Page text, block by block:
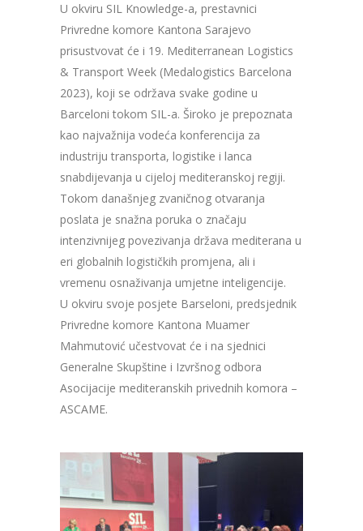
U okviru SIL Knowledge-a, prestavnici
Privredne komore Kantona Sarajevo
prisustvovat će i 19. Mediterranean Logistics
& Transport Week (Medalogistics Barcelona
2023), koji se održava svake godine u
Barceloni tokom SIL-a. Široko je prepoznata
kao najvažnija vodeća konferencija za
industriju transporta, logistike i lanca
snabdijevanja u cijeloj mediteranskoj regiji.
Tokom današnjeg zvaničnog otvaranja
poslata je snažna poruka o značaju
intenzivnijeg povezivanja država mediterana u
eri globalnih logističkih promjena, ali i
vremenu osnaživanja umjetne inteligencije.
U okviru svoje posjete Barseloni, predsjednik
Privredne komore Kantona Muamer
Mahmutović učestvovat će i na sjednici
Generalne Skupštine i Izvršnog odbora
Asocijacije mediteranskih privednih komora –
ASCAME.